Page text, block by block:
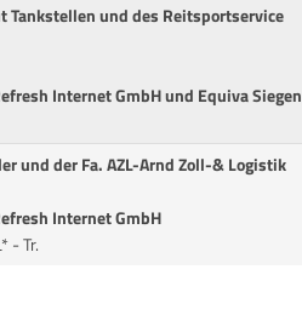
Tankstellen und des Reitsportservice
Internet GmbH und Equiva Siegen
und der Fa. AZL-Arnd Zoll-& Logistik
Internet GmbH
- Tr.